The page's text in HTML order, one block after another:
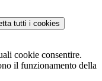
tutti i cookies
cookie consentire.
il funzionamento della